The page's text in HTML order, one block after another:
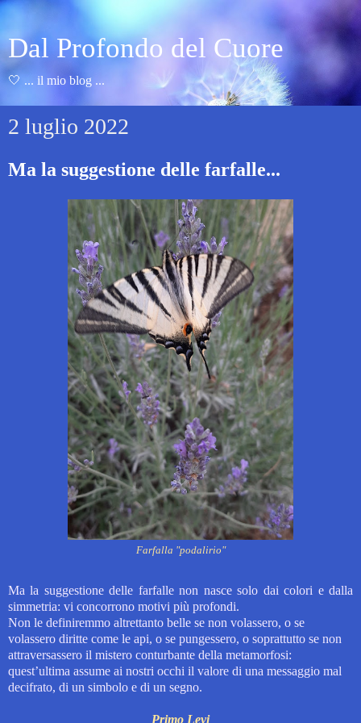
Dal Profondo del Cuore
🤍 ... il mio blog ...
2 luglio 2022
Ma la suggestione delle farfalle...
Farfalla "podalirio"
Ma la suggestione delle farfalle non nasce solo dai colori e dalla
simmetria: vi concorrono motivi più profondi.
Non le definiremmo altrettanto belle se non volassero, o se
volassero diritte come le api, o se pungessero, o soprattutto se non
attraversassero il mistero conturbante della metamorfosi:
quest’ultima assume ai nostri occhi il valore di una messaggio mal
decifrato, di un simbolo e di un segno.
Primo Levi